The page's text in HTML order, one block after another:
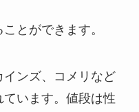
とができます。
ンズ、コメリなど
います。値段は性